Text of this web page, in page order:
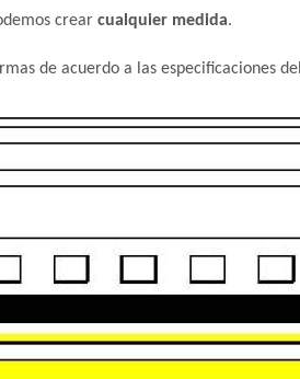
crear cualquier medida.
de acuerdo a las especificaciones